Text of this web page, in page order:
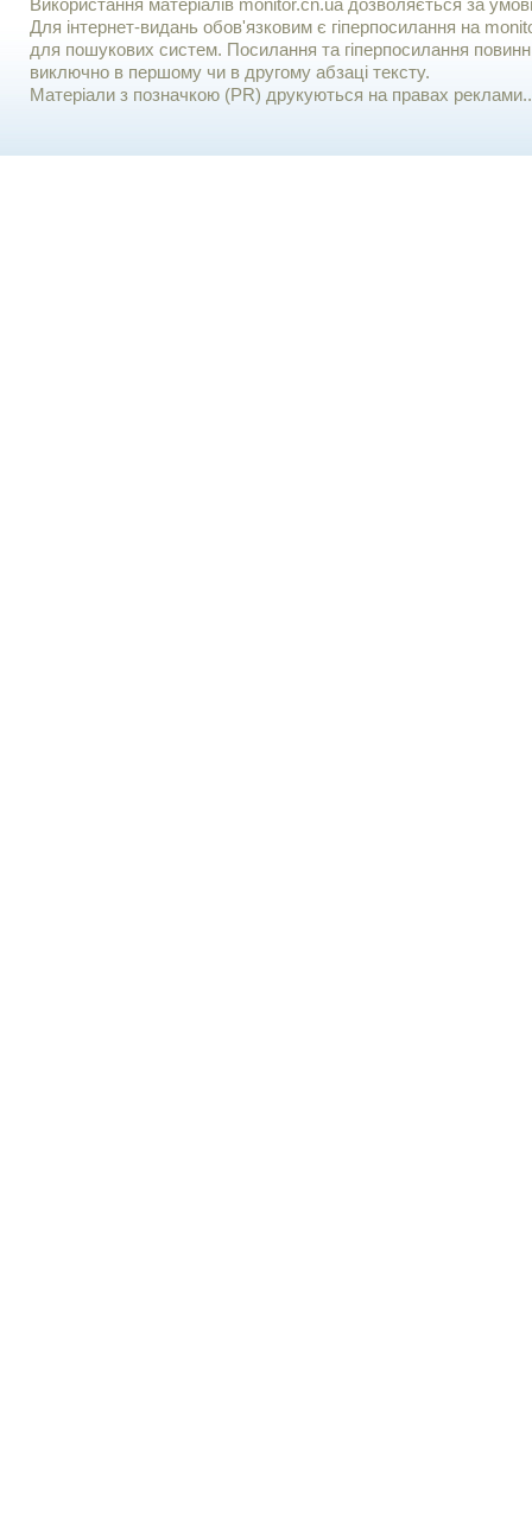
Використання матерiалiв monitor.cn.ua дозволяється за
Для iнтернет-видань обов'язковим є гiперпосилання на
для пошукових систем. Посилання та гіперпосилання
виключно в першому чи в другому абзаці тексту.
Матеріали з позначкою (PR) друкуються на правах реклами..